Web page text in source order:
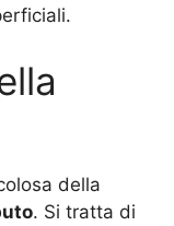
della
. Si tratta di